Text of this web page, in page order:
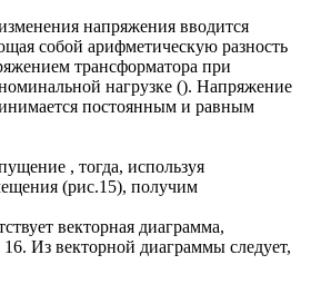
напряжения вводится
собой арифметическую разность
трансформатора при
нагрузке (). Напряжение
постоянным и равным
, тогда, используя
(рис.15), получим
векторная диаграмма,
16. Из векторной диаграммы следует,